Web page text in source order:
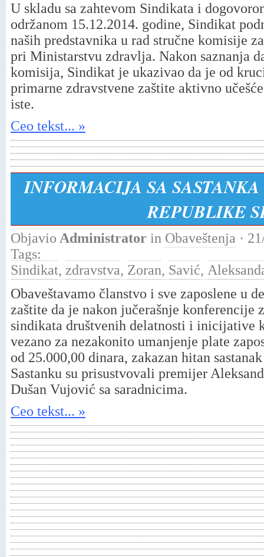
U skladu sa zahtevom Sindikata i
održanom 15.12.2014. godine, Sindikat
naših predstavnika u rad stručne komisije
pri Ministarstvu zdravlja. Nakon saznanja
komisija, Sindikat je ukazivao da je od
primarne zdravstvene zaštite aktivno
iste.
Ceo tekst... »
INFORMACIJA SA
REPUBLIKE
Objavio Administrator in Obaveštenja ·
Tags:
Sindikat, zdravstva, Zoran, Savić,
Obaveštavamo članstvo i sve zaposlene u
zaštite da je nakon jučerašnje konferencije
sindikata društvenih delatnosti i inicijative
vezano za nezakonito umanjenje plate
od 25.000,00 dinara, zakazan hitan
Sastanku su prisustvovali premijer
Dušan Vujović sa saradnicima.
Ceo tekst... »